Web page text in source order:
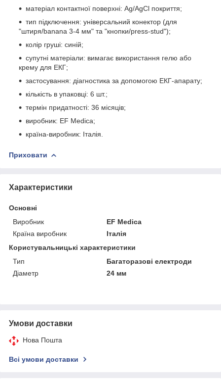
матеріал контактної поверхні: Ag/AgCl покриття;
тип підключення: універсальний конектор (для
"штиря/banana 3-4 мм" та "кнопки/press-stud");
колір груші: синій;
супутні матеріали: вимагає використання гелю або
крему для ЕКГ;
застосування: діагностика за допомогою ЕКГ-апарату;
кількість в упаковці: 6 шт.;
термін придатності: 36 місяців;
виробник: EF Medica;
країна-виробник: Італія.
Приховати
Характеристики
Основні
Виробник
EF Medica
Країна виробник
Італія
Користувальницькі характеристики
Тип
Багаторазові електроди
Діаметр
24 мм
Умови доставки
Нова Пошта
Всі умови доставки